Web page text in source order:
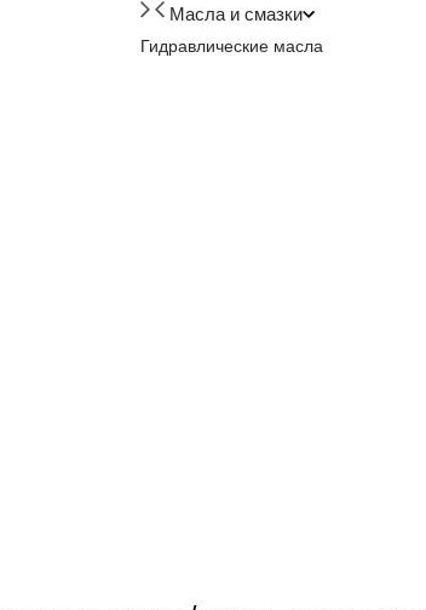
Масла и смазки
Гидравлические масла